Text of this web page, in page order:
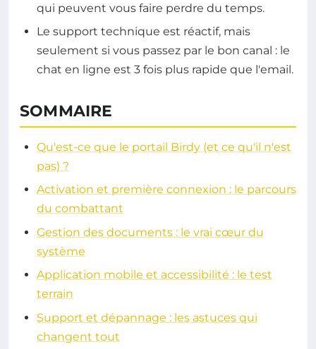
qui peuvent vous faire perdre du temps.
Le support technique est réactif, mais
seulement si vous passez par le bon canal : le
chat en ligne est 3 fois plus rapide que l'email.
SOMMAIRE
Qu'est-ce que le portail Birdy (et ce qu'il n'est
pas) ?
Activation et première connexion : le parcours
du combattant
Gestion des documents : le vrai cœur du
système
Application mobile et accessibilité : le test
terrain
Support et dépannage : les astuces qui
changent tout